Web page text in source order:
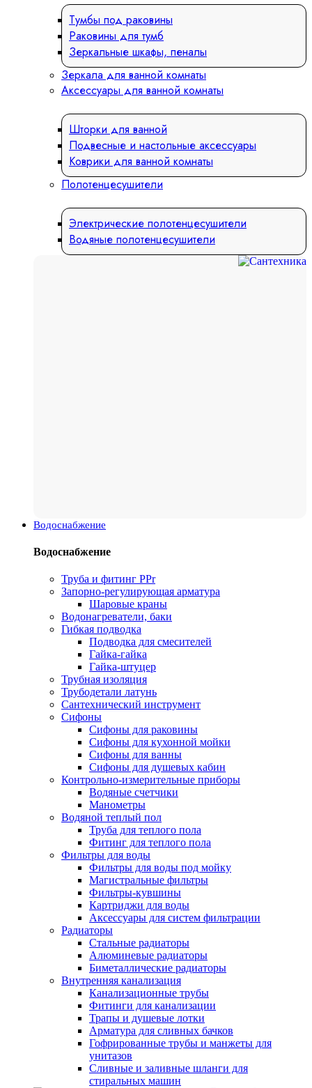
Тумбы под раковины
Раковины для тумб
Зеркальные шкафы, пеналы
Зеркала для ванной комнаты
Аксессуары для ванной комнаты
Шторки для ванной
Подвесные и настольные аксессуары
Коврики для ванной комнаты
Полотенцесушители
Электрические полотенцесушители
Водяные полотенцесушители
Водоснабжение
Водоснабжение
Труба и фитинг PPr
Запорно-регулирующая арматура
Шаровые краны
Водонагреватели, баки
Гибкая подводка
Подводка для смесителей
Гайка-гайка
Гайка-штуцер
Трубная изоляция
Трубодетали латунь
Сантехнический инструмент
Сифоны
Сифоны для раковины
Сифоны для кухонной мойки
Сифоны для ванны
Сифоны для душевых кабин
Контрольно-измерительные приборы
Водяные счетчики
Манометры
Водяной теплый пол
Труба для теплого пола
Фитинг для теплого пола
Фильтры для воды
Фильтры для воды под мойку
Магистральные фильтры
Фильтры-кувшины
Картриджи для воды
Аксессуары для систем фильтрации
Радиаторы
Стальные радиаторы
Алюминевые радиаторы
Биметаллические радиаторы
Внутренняя канализация
Канализационные трубы
Фитинги для канализации
Трапы и душевые лотки
Арматура для сливных бачков
Гофрированные трубы и манжеты для
унитазов
Сливные и заливные шланги для
стиральных машин